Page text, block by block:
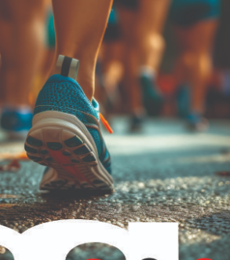
Memoria, la
la Justicia